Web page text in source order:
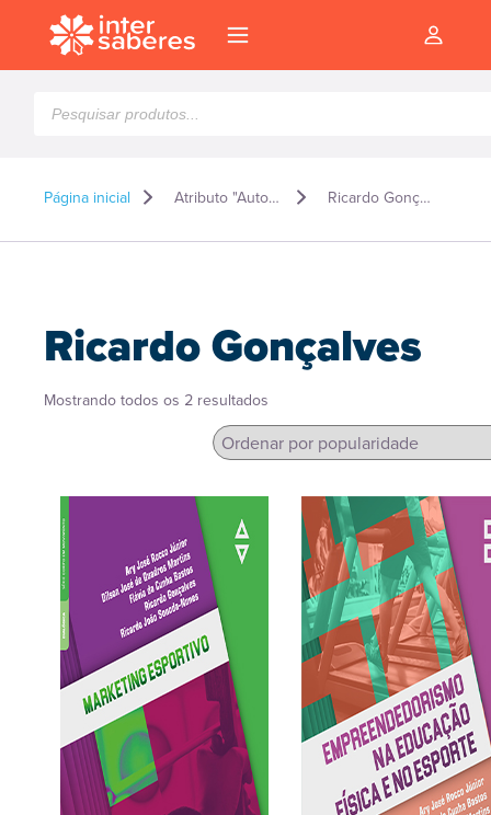
produtos
Página inicial Atributo "Autor" de produto Ricardo Gonçalves
Ricardo Gonçalves
Mostrando todos os 2 resultados
popularidade